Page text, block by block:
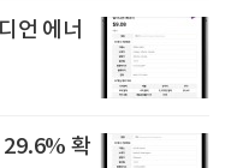
언 에너
29.6% 확